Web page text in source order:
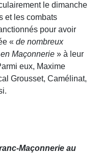
le dimanche
et les combats
pour avoir
« de nombreux
Maçonnerie » à leur
eux, Maxime
Grousset, Camélinat,
Maçonnerie au